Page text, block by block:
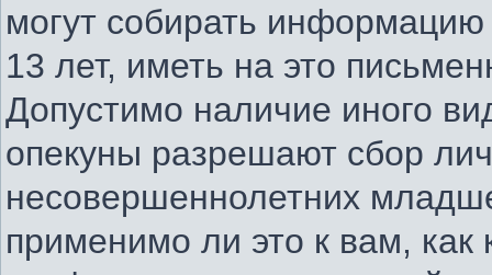
могут собирать
13 лет, иметь на это
Допустимо наличие иного
опекуны разрешают сбор
несовершеннолетних
применимо ли это к вам,